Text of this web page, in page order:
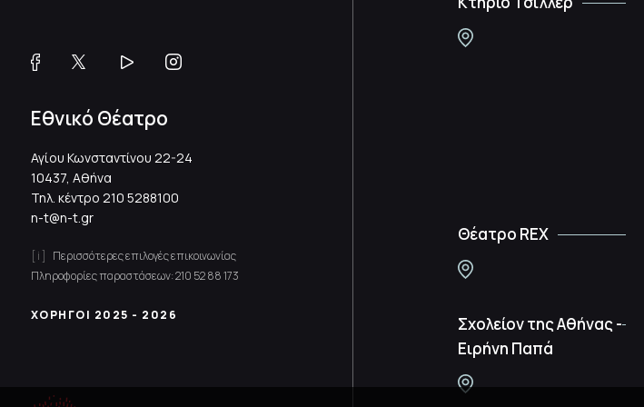
Θέατρο REX
Σχολείον της Αθήνας -
Ειρήνη Παπά
Εθνικό Θέατρο
Αγίου Κωνσταντίνου 22-24
10437, Αθήνα
Τηλ. κέντρο 210 5288100
n-t@n-t.gr
Περισσότερες επιλογές επικοινωνίας
Πληροφορίες παραστάσεων:210 52 88 173
ΧΟΡΗΓΟΙ 2025 - 2026